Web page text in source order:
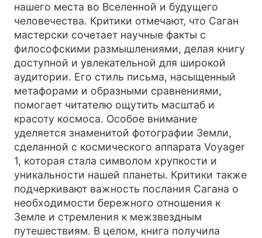
нашего места во Вселенной и будущего
человечества. Критики отмечают, что Саган
мастерски сочетает научные факты с
философскими размышлениями, делая книгу
доступной и увлекательной для широкой
аудитории. Его стиль письма, насыщенный
метафорами и образными сравнениями,
помогает читателю ощутить масштаб и
красоту космоса. Особое внимание
уделяется знаменитой фотографии Земли,
сделанной с космического аппарата Voyager
1, которая стала символом хрупкости и
уникальности нашей планеты. Критики также
подчеркивают важность послания Сагана о
необходимости бережного отношения к
Земле и стремления к межзвездным
путешествиям. В целом, книга получила